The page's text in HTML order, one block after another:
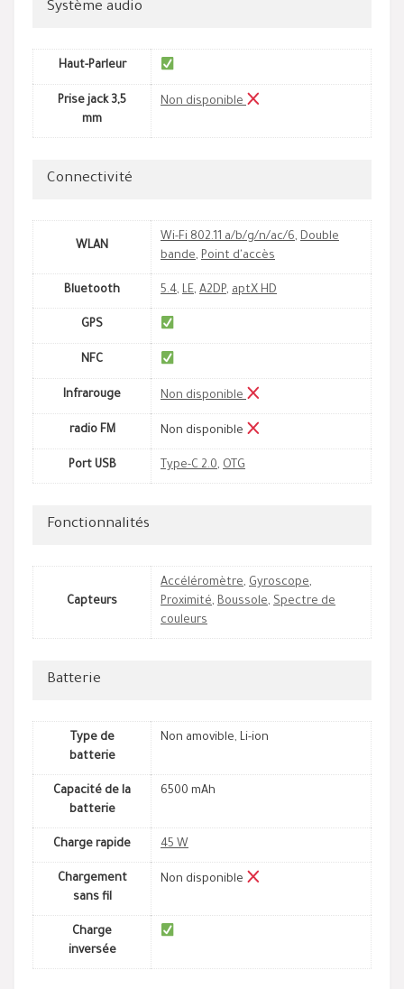
Système audio
Haut-Parleur
Prise jack 3,5
mm
Non disponible
Connectivité
WLAN
Wi-Fi 802.11 a/b/g/n/ac/6, Double
bande, Point d'accès
Bluetooth 5.4, LE, A2DP, aptX HD
GPS
NFC
Infrarouge Non disponible
radio FM Non disponible
Port USB Type-C 2.0, OTG
Fonctionnalités
Capteurs
Accéléromètre, Gyroscope,
Proximité, Boussole, Spectre de
couleurs
Batterie
Type de
batterie
Non amovible, Li-ion
Capacité de la
batterie
6500 mAh
Charge rapide 45 W
Chargement
sans fil
Non disponible
Charge
inversée